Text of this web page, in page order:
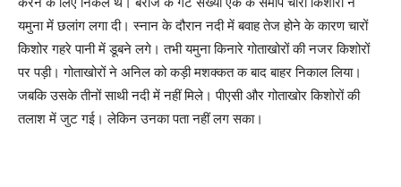
यमुना में छलांग लगा दी। स्नान के दौरान नदी में बवाह तेज होने के कारण चारों
किशोर गहरे पानी में डूबने लगे। तभी यमुना किनारे गोताखोरों की नजर किशोरों
पर पड़ी। गोताखोरों ने अनिल को कड़ी मशक्कत क बाद बाहर निकाल लिया।
जबकि उसके तीनों साथी नदी में नहीं मिले। पीएसी और गोताखोर किशोरों की
तलाश में जुट गई। लेकिन उनका पता नहीं लग सका।